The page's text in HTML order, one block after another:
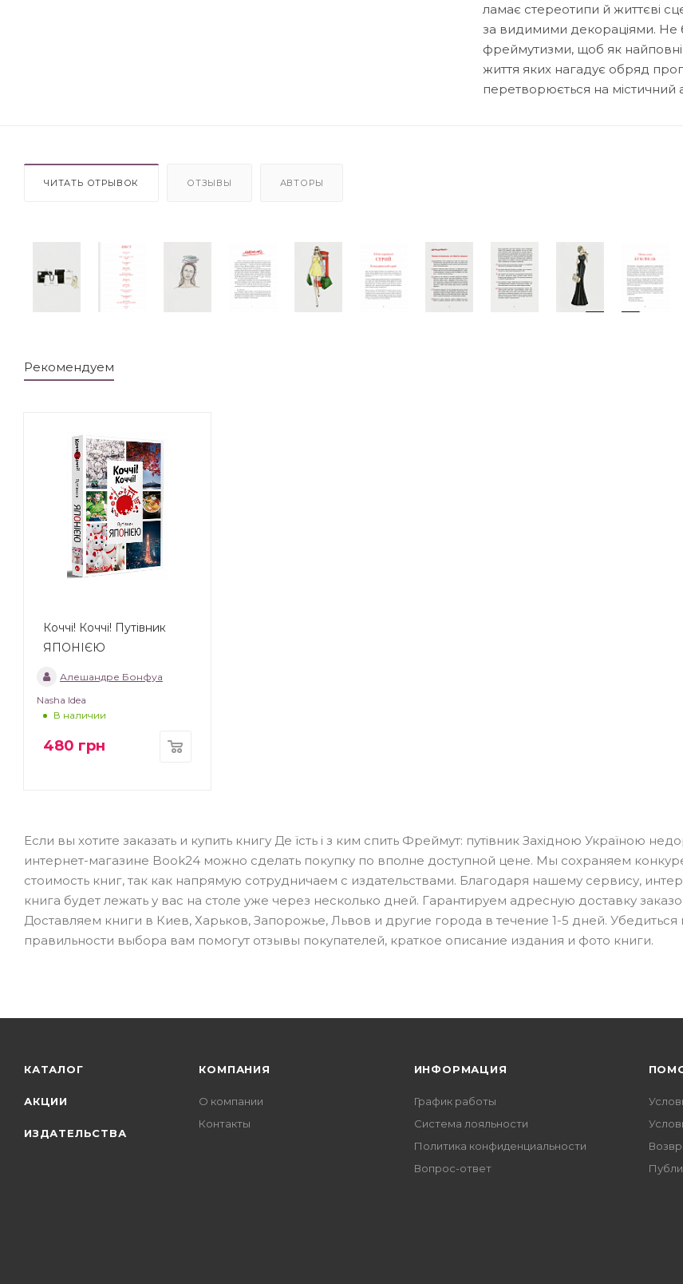
ламає стереотипи й життєві
за видимими декораціями. Не
фреймутизми, щоб як
життя яких нагадує обряд
перетворюється на містичний
ЧИТАТЬ ОТРЫВОК ОТЗЫВЫ АВТОРЫ
Рекомендуем
Коччі! Коччі! Путівник
ЯПОНІЄЮ
Алешандре Бонфуа
Nasha Idea
В наличии
480 грн
Если вы хотите заказать и купить книгу Де їсть і з ким спить Фреймут: путівник Західною Україною
интернет-магазине Book24 можно сделать покупку по вполне доступной цене. Мы сохраняем
стоимость книг, так как напрямую сотрудничаем с издательствами. Благодаря нашему сервису,
книга будет лежать у вас на столе уже через несколько дней. Гарантируем адресную доставку
Доставляем книги в Киев, Харьков, Запорожье, Львов и другие города в течение 1-5 дней. Убедиться
правильности выбора вам помогут отзывы покупателей, краткое описание издания и фото книги.
КАТАЛОГ
АКЦИИ
ИЗДАТЕЛЬСТВА
КОМПАНИЯ
О компании
Контакты
ИНФОРМАЦИЯ
График работы
Система лояльности
Политика конфиденциальности
Вопрос-ответ